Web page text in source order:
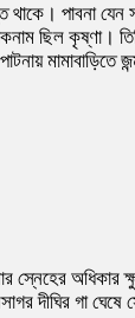
থাকে। পাবনা
ছিল কৃষ্ণা।
স্নেহের অধিকার
দীঘির গা ঘেষে